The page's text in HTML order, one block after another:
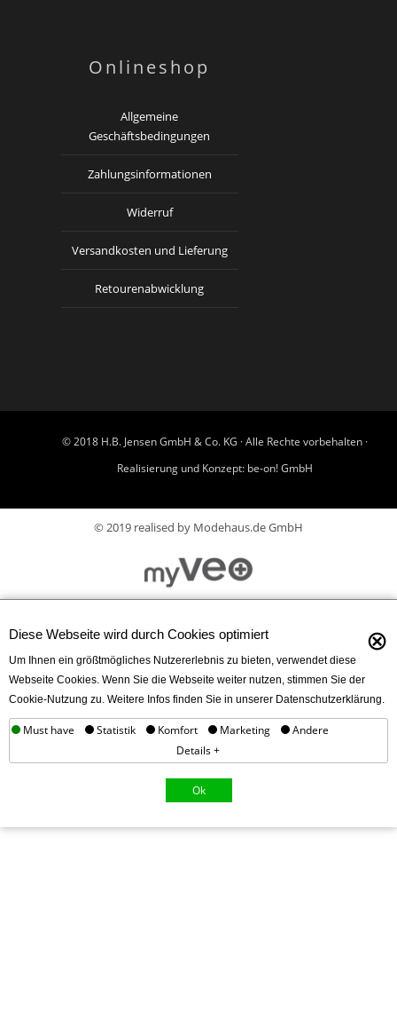
Onlineshop
Allgemeine
Geschäftsbedingungen
Zahlungsinformationen
Widerruf
Versandkosten und Lieferung
Retourenabwicklung
© 2018 H.B. Jensen GmbH & Co. KG · Alle Rechte vorbehalten ·
Realisierung und Konzept: be-on! GmbH
© 2019 realised by Modehaus.de GmbH
Diese Webseite wird durch Cookies optimiert ⊗
Um Ihnen ein größtmögliches Nutzererlebnis zu bieten, verwendet diese
Webseite Cookies. Wenn Sie die Webseite weiter nutzen, stimmen Sie der
Cookie-Nutzung zu. Weitere Infos finden Sie in unserer Datenschutzerklärung.
Must have Statistik Komfort Marketing
Andere
Details +
Ok